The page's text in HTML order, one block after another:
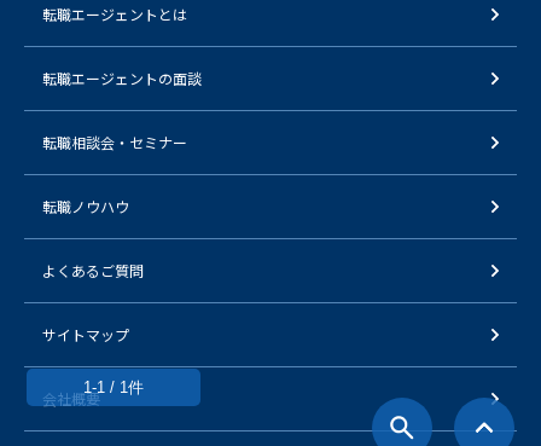
1-1 / 1件
転職エージェントとは
転職エージェントの面談
転職相談会・セミナー
転職ノウハウ
よくあるご質問
サイトマップ
会社概要